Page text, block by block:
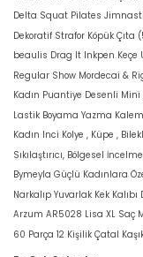
Delta Squat Pilates
Dekoratif Strafor Köpük Çıta
beaulis Drag It Inkpen Keçe
Regular Show Mordecai &
Kadın Puantiye Desenli Mini
Lastik Boyama Yazma
Kadın Inci Kolye , Küpe ,
Sıkılaştırıcı, Bölgesel
Bymeyla Güçlü Kadınlara
Narkalıp Yuvarlak Kek
Arzum AR5028 Lisa XL Saç
60 Parça 12 Kişilik Çatal